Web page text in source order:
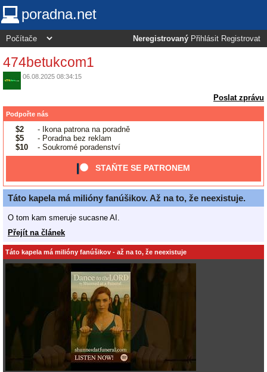
poradna.net
Neregistrovaný Přihlásit Registrovat
474betukcom1
06.08.2025 08:34:15
Poslat zprávu
Podpořte nás
$2
- Ikona patrona na poradně
$5
- Poradna bez reklam
$10
- Soukromé poradenství
STAŇTE SE PATRONEM
Táto kapela má milióny fanúšikov. Až na to, že neexistuje.
O tom kam smeruje sucasne AI.
Přejít na článek
Táto kapela má milióny fanúšikov - až na to, že neexistuje